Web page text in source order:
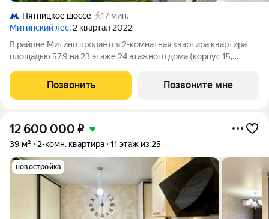
Пятницкое шоссе
17 мин.
Митинский лес, 2 квартал 2022
В районе Митино продаётся 2-комнатная квартира квартира
площадью 57.9 на 23 этаже 24 этажного дома (корпус 15,
расположение 20 минут пешком до станции метро
«Пятницкое шоссе». 8 минут на автомобиле до
Позвонить Позвоните мне
12 600 000 ₽
39 м² 2-комн. квартира 11 этаж из 25
новостройка